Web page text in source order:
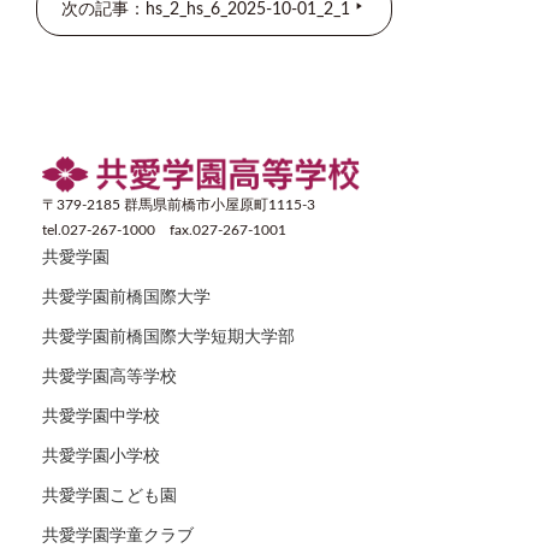
次の記事：hs_2_hs_6_2025-10-01_2_1
〒379-2185 群馬県前橋市小屋原町1115-3
tel.027-267-1000 fax.027-267-1001
共愛学園
共愛学園前橋国際大学
共愛学園前橋国際大学短期大学部
共愛学園高等学校
共愛学園中学校
共愛学園小学校
共愛学園こども園
共愛学園学童クラブ